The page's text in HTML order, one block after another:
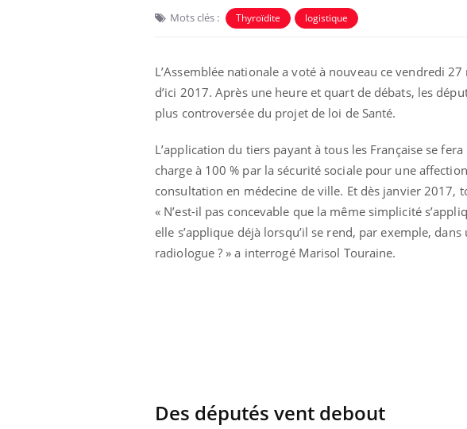
Mots clés : Thyroïdite logistique
L’Assemblée nationale a voté à nouveau ce vendredi
d’ici 2017. Après une heure et quart de débats, les
plus controversée du projet de loi de Santé.
L’application du tiers payant à tous les Française se
charge à 100 % par la sécurité sociale pour une
consultation en médecine de ville. Et dès janvier 2017,
« N’est-il pas concevable que la même simplicité
elle s’applique déjà lorsqu’il se rend, par exemple,
radiologue ? » a interrogé Marisol Touraine.
Des députés vent debout